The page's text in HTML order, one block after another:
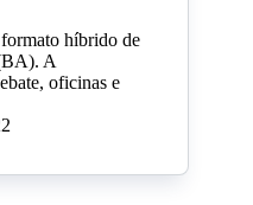
híbrido de
A
oficinas e